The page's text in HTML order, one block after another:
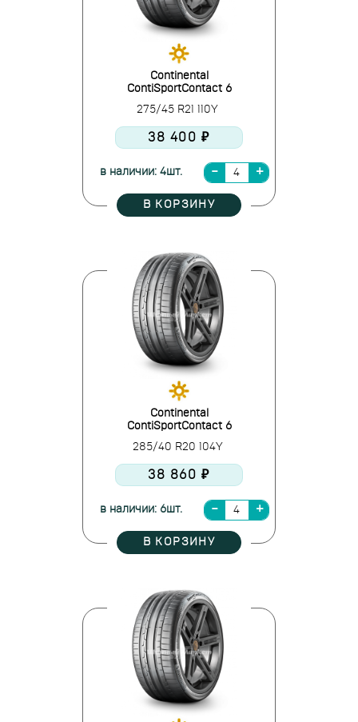
Continental
ContiSportContact 6
275/45 R21 110Y
38 400 ₽
в наличии: 4шт.
В КОРЗИНУ
Continental
ContiSportContact 6
285/40 R20 104Y
38 860 ₽
в наличии: 6шт.
В КОРЗИНУ